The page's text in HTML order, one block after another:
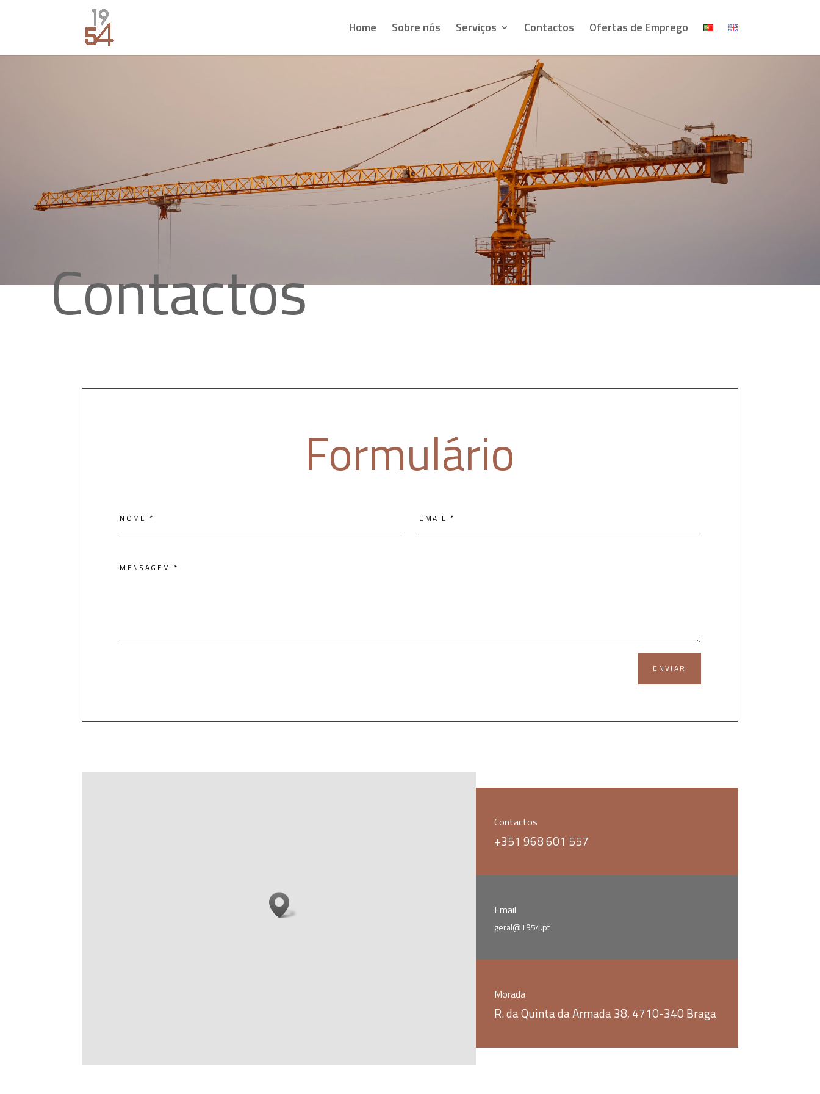
Home Sobre nós Serviços Contactos Ofertas de Emprego
Contactos
Formulário
ENVIAR
Contactos
+351 968 601 557
Email
geral@1954.pt
Morada
R. da Quinta da Armada 38, 4710-340 Braga